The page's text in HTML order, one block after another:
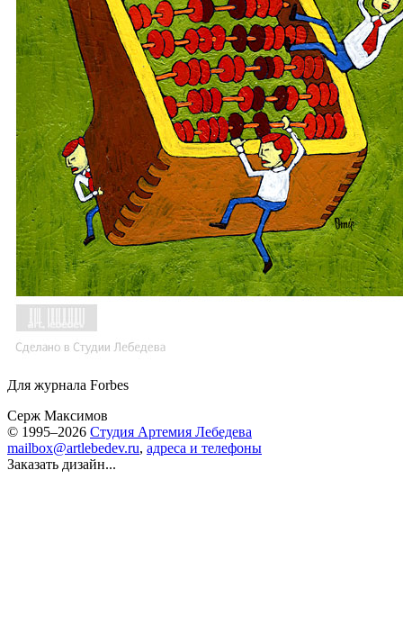
Для журнала Forbes
Серж Максимов
© 1995–2026 Студия Артемия Лебедева
mailbox@artlebedev.ru, адреса и телефоны
Заказать дизайн...